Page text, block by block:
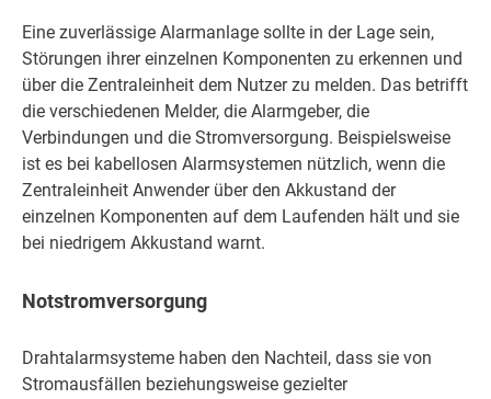
Eine zuverlässige Alarmanlage sollte in der Lage sein,
Störungen ihrer einzelnen Komponenten zu erkennen und
über die Zentraleinheit dem Nutzer zu melden. Das betrifft
die verschiedenen Melder, die Alarmgeber, die
Verbindungen und die Stromversorgung. Beispielsweise
ist es bei kabellosen Alarmsystemen nützlich, wenn die
Zentraleinheit Anwender über den Akkustand der
einzelnen Komponenten auf dem Laufenden hält und sie
bei niedrigem Akkustand warnt.
Notstromversorgung
Drahtalarmsysteme haben den Nachteil, dass sie von
Stromausfällen beziehungsweise gezielter